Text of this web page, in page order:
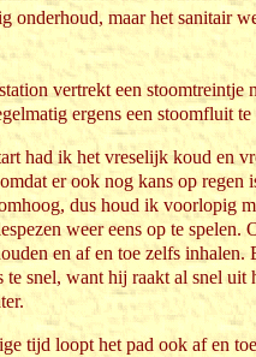
onderhoud, maar het sanitair
vertrekt een
ergens een stoomfluit te
had ik het vreselijk koud en
er ook nog kans op
dus houd ik voorlopig
weer eens op te
en af en toe zelfs
te snel, want hij raakt al snel uit
tijd loopt het pad ook af en